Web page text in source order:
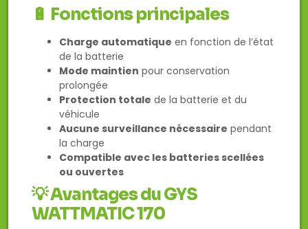
🔋 Fonctions principales
Charge automatique en fonction de l’état
de la batterie
Mode maintien pour conservation
prolongée
Protection totale de la batterie et du
véhicule
Aucune surveillance nécessaire pendant
la charge
Compatible avec les batteries scellées
ou ouvertes
💡Avantages du GYS
WATTMATIC 170